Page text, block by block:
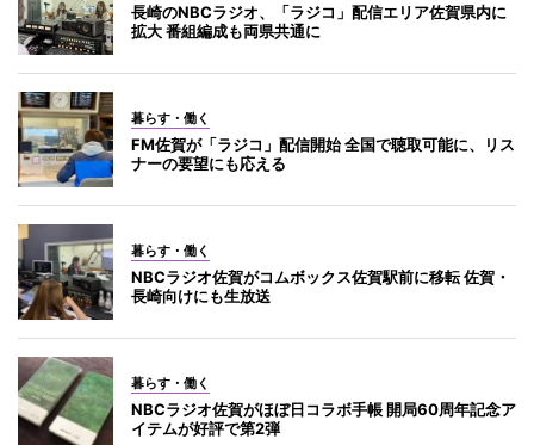
長崎のNBCラジオ、「ラジコ」配信エリア佐賀県内に
拡大 番組編成も両県共通に
暮らす・働く
FM佐賀が「ラジコ」配信開始 全国で聴取可能に、リス
ナーの要望にも応える
暮らす・働く
NBCラジオ佐賀がコムボックス佐賀駅前に移転 佐賀・
長崎向けにも生放送
暮らす・働く
NBCラジオ佐賀がほぼ日コラボ手帳 開局60周年記念ア
イテムが好評で第2弾